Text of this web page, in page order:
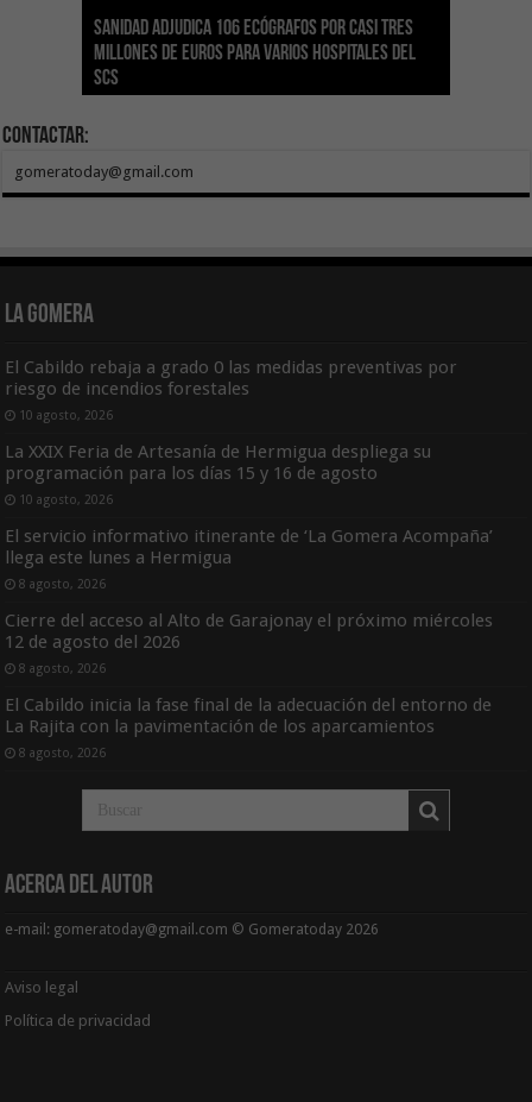
Sanidad adjudica 106 ecógrafos por casi tres
millones de euros para varios hospitales del
SCS
Gesplan logra la máxima puntuación en el
Índice de Transparencia de Canarias por cuarto
año consecutivo
El Gobierno canario concede ayudas del
POSEICAN-Pesca al sector por valor de 7,09 M€
tras aumentar las cuantías
Transición Ecológica coordina con Ashotel su
adhesión a la Red de Refugios Climáticos de
Canarias
Visocan incorpora 170 pisos a su parque de
vivienda protegida en régimen de alquiler
asequible de Tenerife
Sanidad refuerza la capacidad diagnóstica de
los centros de salud con el impulso de la
ecografía clínica
Contactar:
gomeratoday@gmail.com
La Gomera
El Cabildo rebaja a grado 0 las medidas preventivas por
riesgo de incendios forestales
10 agosto, 2026
La XXIX Feria de Artesanía de Hermigua despliega su
programación para los días 15 y 16 de agosto
10 agosto, 2026
El servicio informativo itinerante de ‘La Gomera Acompaña’
llega este lunes a Hermigua
8 agosto, 2026
Cierre del acceso al Alto de Garajonay el próximo miércoles
12 de agosto del 2026
8 agosto, 2026
El Cabildo inicia la fase final de la adecuación del entorno de
La Rajita con la pavimentación de los aparcamientos
8 agosto, 2026
Acerca del Autor
e-mail: gomeratoday@gmail.com © Gomeratoday 2026
Aviso legal
Política de privacidad